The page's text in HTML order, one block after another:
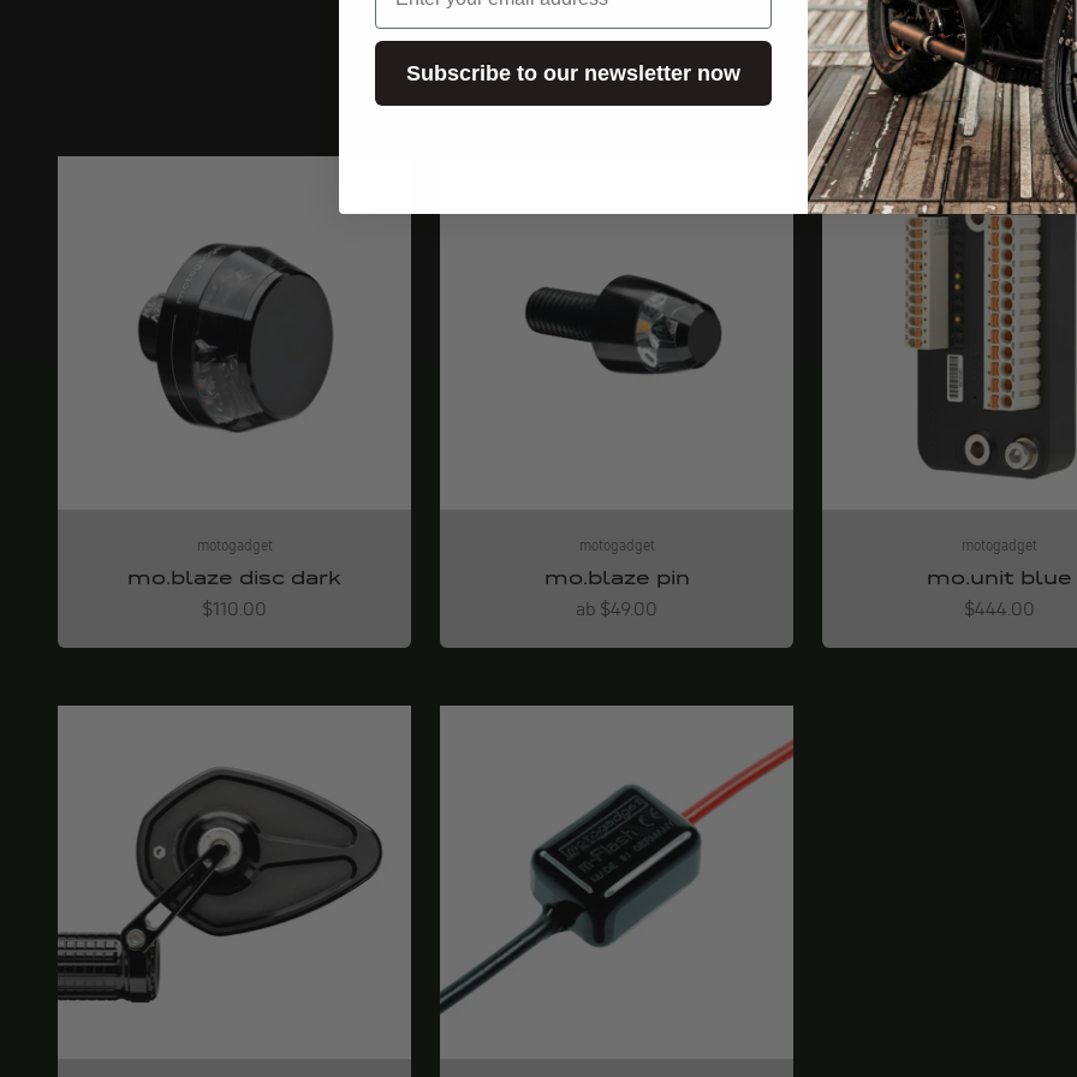
Unsere Highlights
motogadget
mo.blaze disc dark
Angebot
$110.00
motogadget
mo.blaze pin
Angebot
ab $49.00
motogadget
mo.unit blue
Angebot
$444.00
Subscribe to our newsletter now